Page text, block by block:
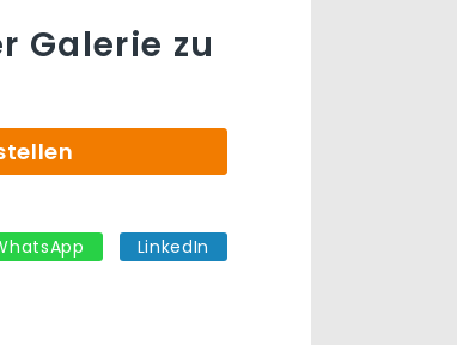
Galerie zu
LinkedIn